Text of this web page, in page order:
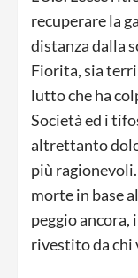
recuperare la
distanza dalla
Fiorita, sia
lutto che ha
Società ed i
altrettanto
più
morte in base
peggio ancora,
rivestito da chi